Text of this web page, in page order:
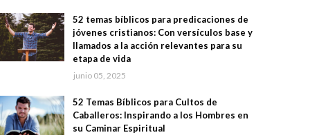
52 temas bíblicos para predicaciones de
jóvenes cristianos: Con versículos base y
llamados a la acción relevantes para su
etapa de vida
junio 05, 2025
52 Temas Bíblicos para Cultos de
Caballeros: Inspirando a los Hombres en
su Caminar Espiritual